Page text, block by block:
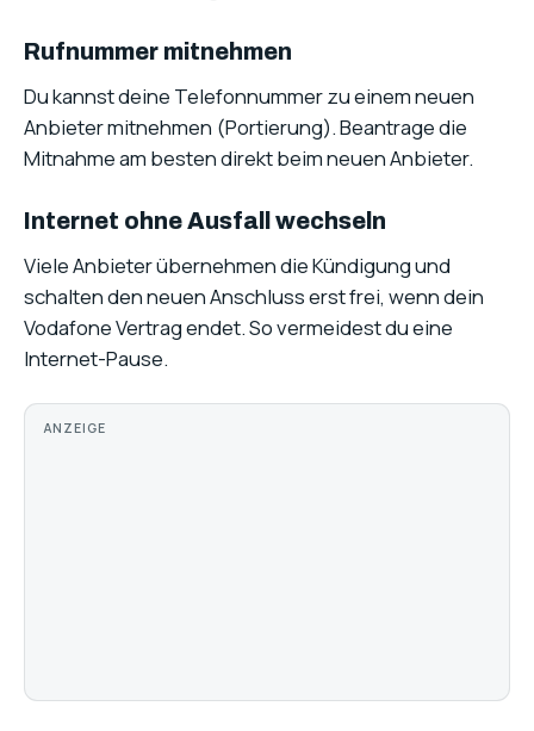
Rufnummer mitnehmen
Du kannst deine Telefonnummer zu einem neuen
Anbieter mitnehmen (Portierung). Beantrage die
Mitnahme am besten direkt beim neuen Anbieter.
Internet ohne Ausfall wechseln
Viele Anbieter übernehmen die Kündigung und
schalten den neuen Anschluss erst frei, wenn dein
Vodafone Vertrag endet. So vermeidest du eine
Internet-Pause.
ANZEIGE